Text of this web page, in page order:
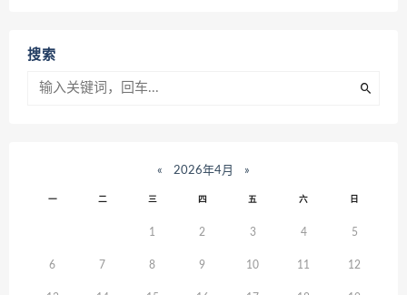
搜索
« 2026年4月 »
一 二 三 四 五 六 日
1 2 3 4 5
6 7 8 9 10 11 12